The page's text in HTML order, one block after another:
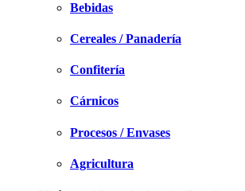
Bebidas
Cereales / Panadería
Confitería
Cárnicos
Procesos / Envases
Agricultura